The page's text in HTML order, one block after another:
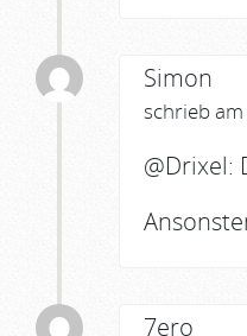
Simon
schrieb am
@Drixel:
7ero